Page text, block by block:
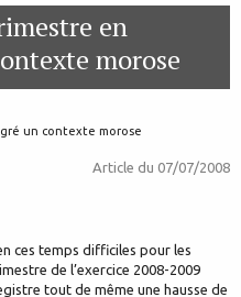
en
morose
un contexte morose
Article du 07/07/2008
ces temps difficiles pour les
de l’exercice 2008-2009
tout de même une hausse de